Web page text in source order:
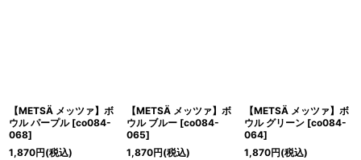
【METSÄ メッツァ】ボ
ウル パープル [co084-
068]
1,870円(税込)
【METSÄ メッツァ】ボ
ウル ブルー [co084-
065]
1,870円(税込)
【METSÄ メッツァ】ボ
ウル グリーン [co084-
064]
1,870円(税込)